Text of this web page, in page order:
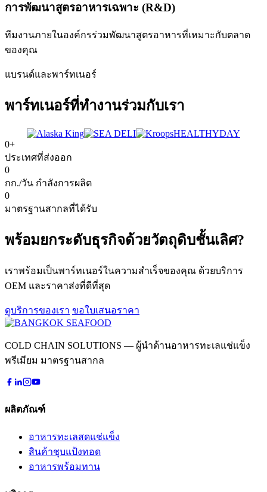
การพัฒนาสูตรอาหารเฉพาะ (R&D)
ทีมงานภายในองค์กรร่วมพัฒนาสูตรอาหารที่เหมาะกับตลาด
ของคุณ
แบรนด์และพาร์ทเนอร์
พาร์ทเนอร์ที่ทำงานร่วมกับเรา
HEALTHYDAY
0+
ประเทศที่ส่งออก
0
กก./วัน กำลังการผลิต
0
มาตรฐานสากลที่ได้รับ
พร้อมยกระดับธุรกิจด้วยวัตถุดิบชั้นเลิศ?
เราพร้อมเป็นพาร์ทเนอร์ในความสำเร็จของคุณ ด้วยบริการ
OEM และราคาส่งที่ดีที่สุด
ดูบริการของเรา ขอใบเสนอราคา
COLD CHAIN SOLUTIONS — ผู้นำด้านอาหารทะเลแช่แข็ง
พรีเมียม มาตรฐานสากล
ผลิตภัณฑ์
อาหารทะเลสดแช่แข็ง
สินค้าชุบแป้งทอด
อาหารพร้อมทาน